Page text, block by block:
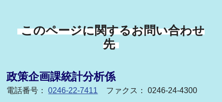
このページに関するお問い合わせ
先
政策企画課統計分析係
電話番号：0246-22-7411 ファクス： 0246-24-4300